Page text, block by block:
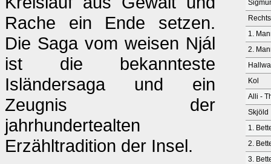
Rache ein Ende setzen.
Die Saga vom weisen Njál
ist die bekannteste
Isländersaga und ein
Zeugnis der
jahrhundertealten
Erzähltradition der Insel.
1.
2.
Kol
Alli -
Skjöld
1.
2.
3.